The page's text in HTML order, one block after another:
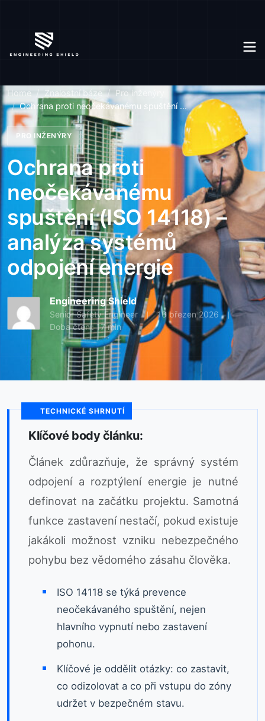
Home Znalostní báze
Pro inženýry
Ochrana proti neočekávanému spuštění ...
PRO INŽENÝRY
Ochrana proti
neočekávanému
spuštění (ISO 14118) –
analýza systémů
odpojení energie
Engineering Shield
Senior Safety Engineer
16 březen 2026
Doba čtení: 17 min
TECHNICKÉ SHRNUTÍ
Klíčové body článku:
Článek zdůrazňuje, že správný systém
odpojení a rozptýlení energie je nutné
definovat na začátku projektu. Samotná
funkce zastavení nestačí, pokud existuje
jakákoli možnost vzniku nebezpečného
pohybu bez vědomého zásahu člověka.
ISO 14118 se týká prevence
neočekávaného spuštění, nejen
hlavního vypnutí nebo zastavení
pohonu.
Klíčové je oddělit otázky: co zastavit,
co odizolovat a co při vstupu do zóny
udržet v bezpečném stavu.